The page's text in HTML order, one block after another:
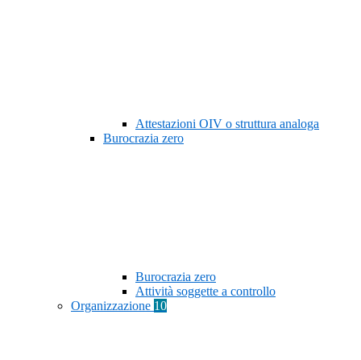
Attestazioni OIV o struttura analoga
Burocrazia zero
Burocrazia zero
Attività soggette a controllo
Organizzazione 10